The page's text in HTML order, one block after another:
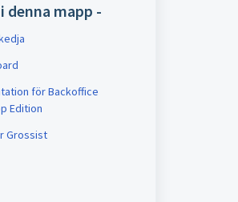
denna mapp -
för Backoffice
Edition
Grossist